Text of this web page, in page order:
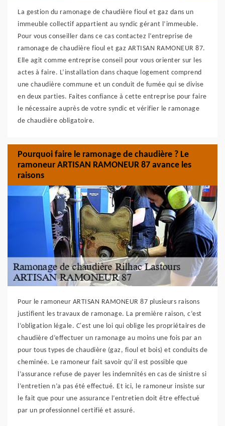
La gestion du ramonage de chaudière fioul et gaz dans un
immeuble collectif appartient au syndic gérant l’immeuble.
Pour vous conseiller dans ce cas contactez l’entreprise de
ramonage de chaudière fioul et gaz ARTISAN RAMONEUR 87.
Elle agit comme entreprise conseil pour vous orienter sur les
actes à faire. L’installation dans chaque logement comprend
une chaudière commune et un conduit de fumée qui se divise
en deux parties. Faites confiance à cette entreprise pour faire
le nécessaire auprès de votre syndic et vérifier le ramonage
de chaudière obligatoire.
Pourquoi faire le ramonage de chaudière ? Le
ramoneur ARTISAN RAMONEUR 87 avance les
raisons
Pour le ramoneur ARTISAN RAMONEUR 87 plusieurs raisons
justifient les travaux de ramonage. La première raison, c’est
l’obligation légale. C'est une loi qui oblige les propriétaires de
chaudière d’effectuer un ramonage au moins une fois par an
pour tous types de chaudière (gaz, fioul et bois) et conduits de
cheminée. Le ramoneur fait savoir qu’il est possible que
l’assurance refuse de payer les indemnités en cas de sinistre si
l’entretien n’a pas été effectué. Et ici, le ramoneur insiste sur
le fait que pour une assurance l’entretien doit être effectué
par un professionnel certifié et assuré.